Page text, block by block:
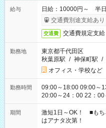
給与
日給：10000円～ 半
交通費別途支給あり
交通費 交通費規定支給
勤務地
東京都千代田区
秋葉原駅 / 神保町駅 /
オフィス・学校など
勤務時間
09:00～18:00 09:00～
20:00～24：00 22：00～
シフトもございます！
期間
激短1日～OK！ ■も
はアナタ次第！